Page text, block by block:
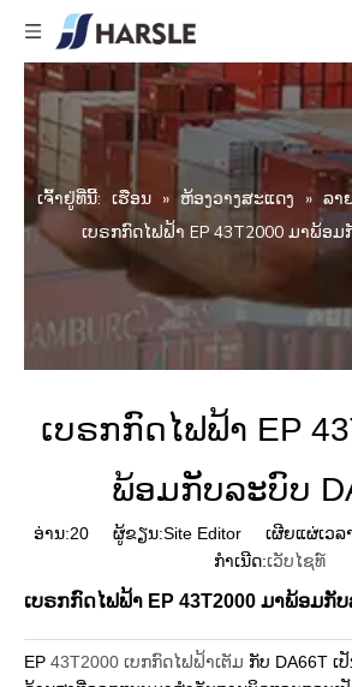
ເຈົ້າ​ຢູ່​ທີ່​ນີ້: ເຮືອນ » ຫ້ອງວາງສະແດງ » ລາ
ເບຣກກົດໄຟຟ້າ EP 43T2000 ມາພ້ອ
ເບຣກກົດໄຟຟ້າ EP
ພ້ອມກັບລະບົບ
ອ່ານ:20 ຜູ້ຂຽນ:Site Editor ເຜີຍແຜ່ເວ
ກໍາເນີດ:ເວັບໄຊທ໌
ເບຣກກົດໄຟຟ້າ EP 43T2000 ມາພ້ອມກັ
EP 43T2000 ເບກກົດໄຟຟ້າເຕັມ ກັບ DA66T ເ